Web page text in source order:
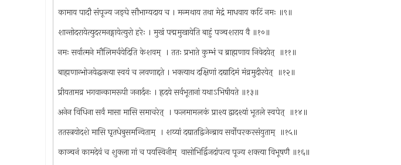
कामाय पादौ संपूज्य जङ्‍घे सौभाग्यदाय च । मन्मथाय तथा मेद्रं माधवाय कटिं नमः ॥९॥
शान्तोदरायेत्युदरमनङ्गायेत्युरो हरेः । मुखं पद्ममुखायेति बाहुं पञ्चशराय वै ॥१०॥
नमः सर्वात्मने मौलिमर्चयेदिति केशवम् ‍ । ततः प्रभाते कुम्भं च ब्राह्मणाय निवेदयेत् ‍ ॥११॥
बाह्मणान्भोजयेद्धक्त्या स्वयं च लवणाद्दते । भक्त्याथ दक्षिणां दद्यादिमं मंव्रमुदीरयेत् ‍ ॥१२॥
प्रीयतामव्र भगवान्कामरूपी जनार्दनः । ह्रदये सर्वभूतानां यथाऽभिषीयते ॥१३॥
अनेन विधिना सर्वं मासा मासि समाचरेत् ‍ । फलमामलकं प्राश्य द्वादश्यां भूतले स्वपेत् ‍ ॥१४॥
ततस्त्रयोदशे मासि घृतधेबुसमन्विताम् ‍ । शय्यां दद्यातद्विजेन्ब्राय सर्वोपरकरसंयुताम् ‍ ॥१५॥
काञ्चनं कामदेवं च शुक्ला गां च पयस्विनीम् ‍ वासोभिर्द्विजदांपत्य पूज्य शक्त्या विभूषणै ॥१६॥